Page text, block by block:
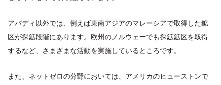
アバディ以外では、例えば東南アジアのマレーシアで取得した鉱
区が探鉱段階にあります。欧州のノルウェーでも探鉱鉱区を取得
するなど、さまざまな活動を実施しているところです。
また、ネットゼロの分野においては、アメリカのヒューストンで